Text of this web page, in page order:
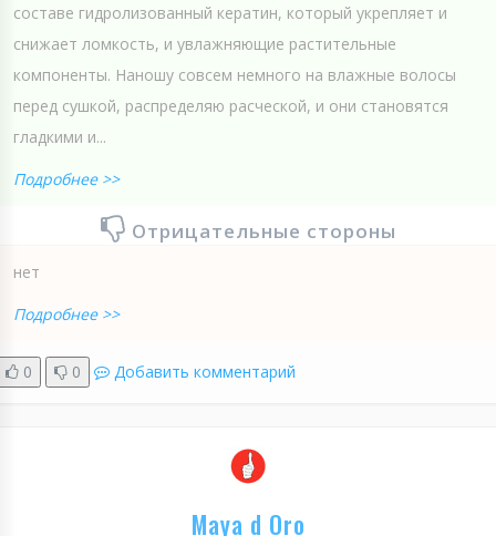
составе гидролизованный кератин, который укрепляет и
снижает ломкость, и увлажняющие растительные
компоненты. Наношу совсем немного на влажные волосы
перед сушкой, распределяю расческой, и они становятся
гладкими и...
Подробнее >>
Отрицательные стороны
нет
Подробнее >>
0 0 Добавить комментарий
Maya d Oro